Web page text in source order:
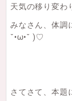
天気の移り変わ
みなさん、体調
˘•ω•˘ )♡
さてさて、本